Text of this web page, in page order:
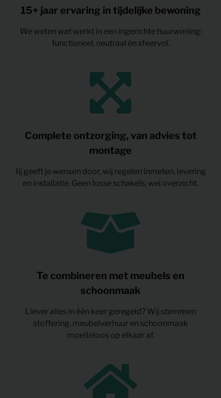
15+ jaar ervaring in tijdelijke bewoning
We weten wat werkt in een ingerichte huurwoning:
functioneel, neutraal én sfeervol.
Complete ontzorging, van advies tot
montage
Jij geeft je wensen door, wij regelen inmeten, levering
en installatie. Geen losse schakels, wel overzicht.
Te combineren met meubels en
schoonmaak
Liever alles in één keer geregeld? Wij stemmen
stoffering, meubelverhuur en schoonmaak
moeiteloos op elkaar af.